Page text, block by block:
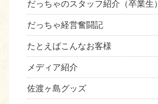
だっちゃのスタッフ紹介（卒業生）
だっちゃ経営奮闘記
たとえばこんなお客様
メディア紹介
佐渡ヶ島グッズ